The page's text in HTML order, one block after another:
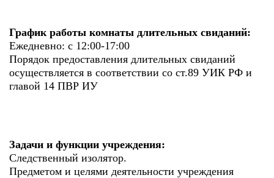
График работы комнаты длительных свиданий:
Ежедневно: с 12:00-17:00
Порядок предоставления длительных свиданий
осуществляется в соответствии со ст.89 УИК РФ и
главой 14 ПВР ИУ
Задачи и функции учреждения:
Следственный изолятор.
Предметом и целями деятельности учреждения